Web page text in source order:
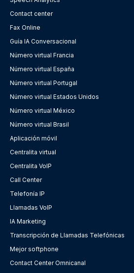
Contact center
Fax Online
Guía IA Conversacional
Número virtual Francia
Número virtual España
Número virtual Portugal
Número virtual Estados Unidos
Número virtual México
Número virtual Brasil
Aplicación móvil
Centralita virtual
Centralita VoIP
Call Center
Telefonía IP
Llamadas VoIP
IA Marketing
Transcripción de Llamadas Telefónicas
Mejor softphone
Contact Center Omnicanal